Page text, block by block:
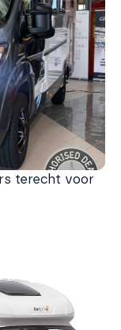
terecht voor